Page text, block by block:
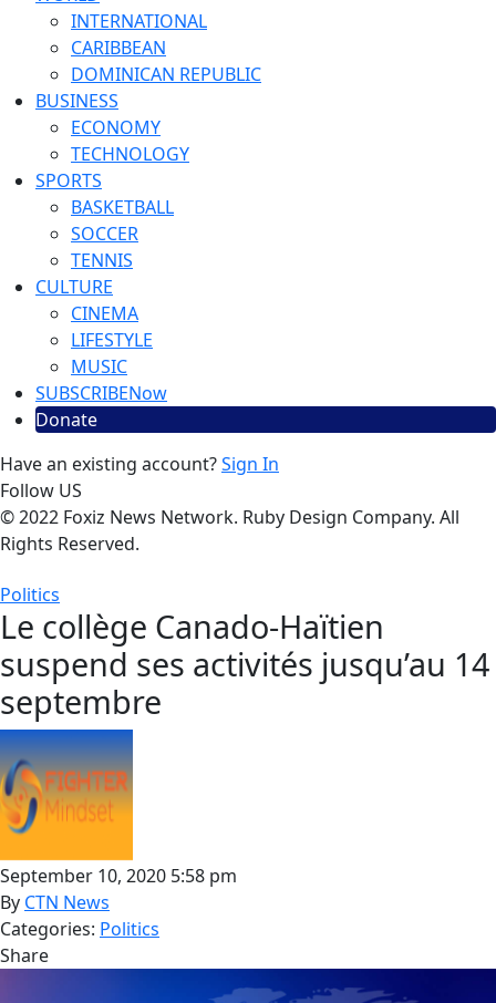
INTERNATIONAL
CARIBBEAN
DOMINICAN REPUBLIC
BUSINESS
ECONOMY
TECHNOLOGY
SPORTS
BASKETBALL
SOCCER
TENNIS
CULTURE
CINEMA
LIFESTYLE
MUSIC
SUBSCRIBENow
Donate
Have an existing account?Sign In
Follow US
© 2022 Foxiz News Network. Ruby Design Company. All
Rights Reserved.
Politics
Le collège Canado-Haïtien
suspend ses activités jusqu’au 14
septembre
September 10, 2020 5:58 pm
By CTN News
Categories: Politics
Share